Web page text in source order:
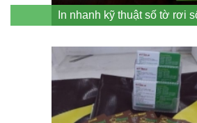
In nhanh kỹ thuật số tờ rơi